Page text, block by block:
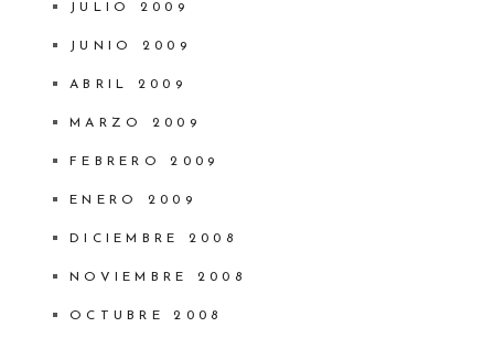
JULIO 2009
JUNIO 2009
ABRIL 2009
MARZO 2009
FEBRERO 2009
ENERO 2009
DICIEMBRE 2008
NOVIEMBRE 2008
OCTUBRE 2008